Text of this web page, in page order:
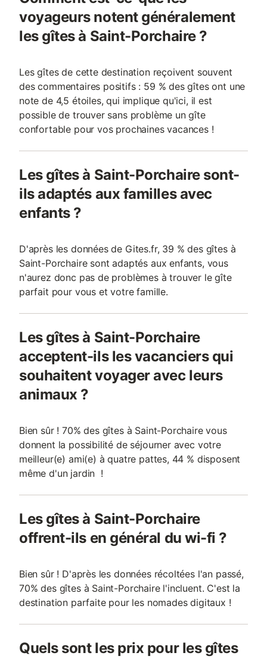
voyageurs notent généralement
les gîtes à Saint-Porchaire ?
Les gîtes de cette destination reçoivent souvent
des commentaires positifs : 59 % des gîtes ont une
note de 4,5 étoiles, qui implique qu'ici, il est
possible de trouver sans problème un gîte
confortable pour vos prochaines vacances !
Les gîtes à Saint-Porchaire sont-
ils adaptés aux familles avec
enfants ?
D'après les données de Gites.fr, 39 % des gîtes à
Saint-Porchaire sont adaptés aux enfants, vous
n'aurez donc pas de problèmes à trouver le gîte
parfait pour vous et votre famille.
Les gîtes à Saint-Porchaire
acceptent-ils les vacanciers qui
souhaitent voyager avec leurs
animaux ?
Bien sûr ! 70% des gîtes à Saint-Porchaire vous
donnent la possibilité de séjourner avec votre
meilleur(e) ami(e) à quatre pattes, 44 % disposent
même d'un jardin !
Les gîtes à Saint-Porchaire
offrent-ils en général du wi-fi ?
Bien sûr ! D'après les données récoltées l'an passé,
70% des gîtes à Saint-Porchaire l'incluent. C'est la
destination parfaite pour les nomades digitaux !
Quels sont les prix pour les gîtes